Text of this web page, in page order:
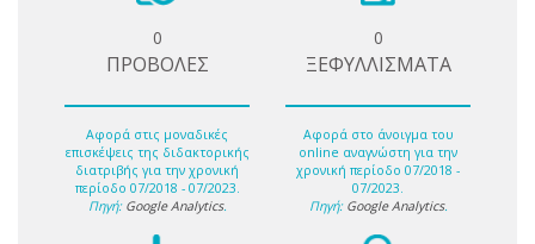
0
ΠΡΟΒΟΛΕΣ
Αφορά στις μοναδικές
επισκέψεις της διδακτορικής
διατριβής για την χρονική
περίοδο 07/2018 - 07/2023.
Πηγή: Google Analytics.
0
ΞΕΦΥΛΛΙΣΜΑΤΑ
Αφορά στο άνοιγμα του
online αναγνώστη για την
χρονική περίοδο 07/2018 -
07/2023.
Πηγή: Google Analytics.